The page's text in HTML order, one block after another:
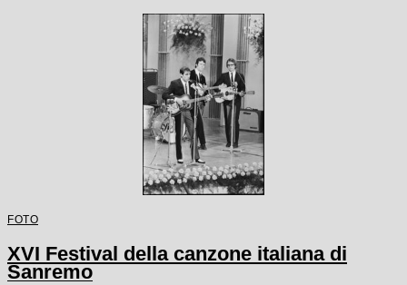
FOTO
XVI Festival della canzone italiana di
Sanremo